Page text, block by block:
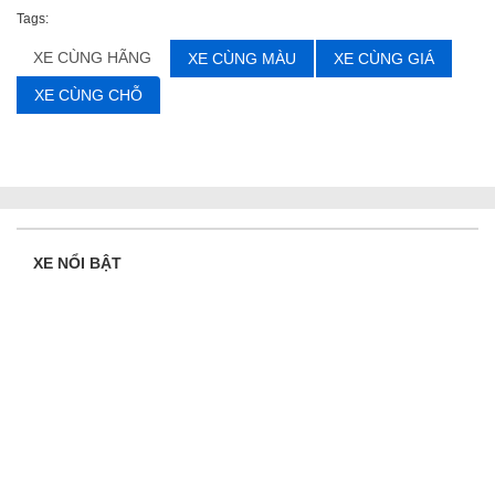
Tags:
XE CÙNG HÃNG XE CÙNG MÀU XE CÙNG GIÁ
XE CÙNG CHỖ
XE NỔI BẬT